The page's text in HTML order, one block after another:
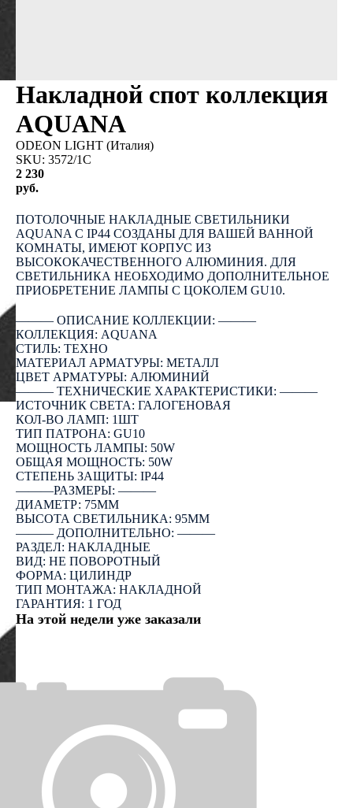
Накладной спот коллекция
AQUANA
ODEON LIGHT (Италия)
SKU: 3572/1C
2 230
руб.
ПОТОЛОЧНЫЕ НАКЛАДНЫЕ СВЕТИЛЬНИКИ
AQUANA С IP44 СОЗДАНЫ ДЛЯ ВАШЕЙ ВАННОЙ
КОМНАТЫ, ИМЕЮТ КОРПУС ИЗ
ВЫСОКОКАЧЕСТВЕННОГО АЛЮМИНИЯ. ДЛЯ
СВЕТИЛЬНИКА НЕОБХОДИМО ДОПОЛНИТЕЛЬНОЕ
ПРИОБРЕТЕНИЕ ЛАМПЫ С ЦОКОЛЕМ GU10.
――― ОПИСАНИЕ КОЛЛЕКЦИИ: ―――
КОЛЛЕКЦИЯ: AQUANA
СТИЛЬ: ТЕХНО
МАТЕРИАЛ АРМАТУРЫ: МЕТАЛЛ
ЦВЕТ АРМАТУРЫ: АЛЮМИНИЙ
――― ТЕХНИЧЕСКИЕ ХАРАКТЕРИСТИКИ: ―――
ИСТОЧНИК СВЕТА: ГАЛОГЕНОВАЯ
КОЛ-ВО ЛАМП: 1ШТ
ТИП ПАТРОНА: GU10
МОЩНОСТЬ ЛАМПЫ: 50W
ОБЩАЯ МОЩНОСТЬ: 50W
СТЕПЕНЬ ЗАЩИТЫ: IP44
―――РАЗМЕРЫ: ―――
ДИАМЕТР: 75ММ
ВЫСОТА СВЕТИЛЬНИКА: 95ММ
――― ДОПОЛНИТЕЛЬНО: ―――
РАЗДЕЛ: НАКЛАДНЫЕ
ВИД: НЕ ПОВОРОТНЫЙ
ФОРМА: ЦИЛИНДР
ТИП МОНТАЖА: НАКЛАДНОЙ
ГАРАНТИЯ: 1 ГОД
На этой недели уже заказали